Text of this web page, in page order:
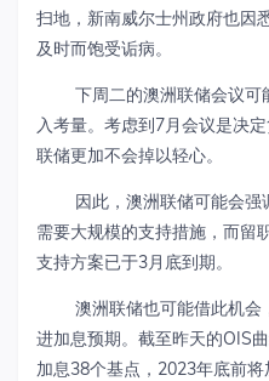
扫地，新南威尔士州政府也因
及时而饱受诟病。
下周二的澳洲联储会议可
入考量。考虑到7月会议是决
联储更加不会掉以轻心。
因此，澳洲联储可能会
需要大规模的支持措施，而留
支持方案已于3月底到期。
澳洲联储也可能借此机会
进加息预期。截至昨天的OIS
加息38个基点，2023年底前将